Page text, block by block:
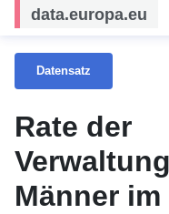
data.europa.eu
Datensatz
Rate der
Männer